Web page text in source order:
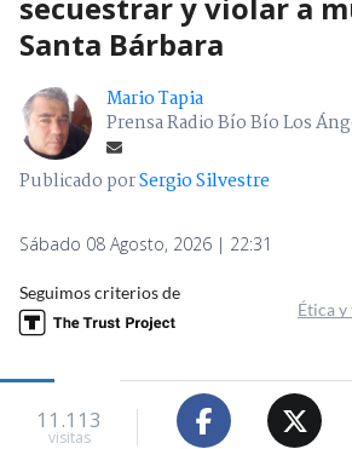
Santa Bárbara
Mario Tapia
Prensa Radio Bío Bío Los
Publicado porSergio Silvestre
Sábado 08 Agosto, 2026 | 22:31
Seguimos criterios de
Ética y
11.113
visitas